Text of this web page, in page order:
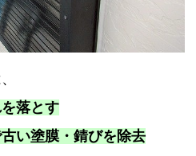
落とす
い塗膜・錆びを除去